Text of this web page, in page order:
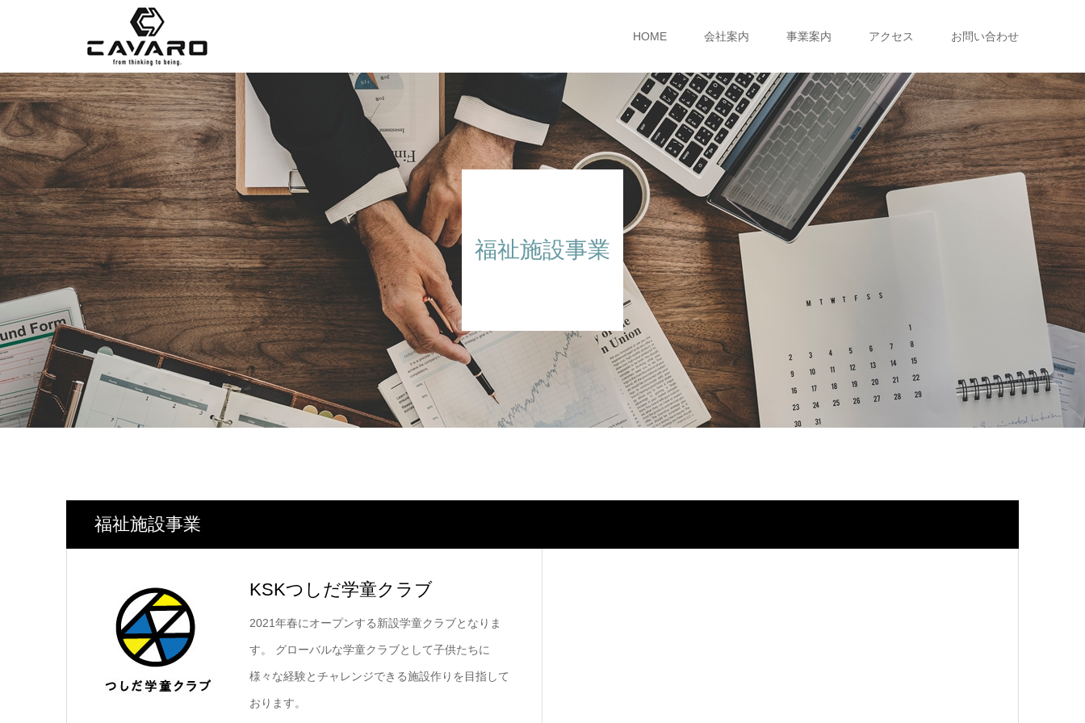
HOME 会社案内 事業案内 アクセス お問い合わせ
福祉施設事業
福祉施設事業
KSKつしだ学童クラブ
2021年春にオープンする新設学童クラブとなりま
す。 グローバルな学童クラブとして子供たちに
様々な経験とチャレンジできる施設作りを目指して
おります。